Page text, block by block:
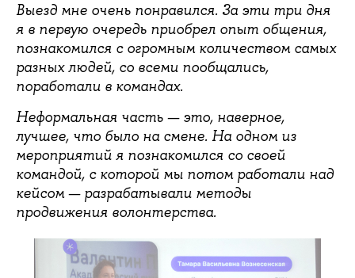
Выезд мне очень понравился. За эти три дня
я в первую очередь приобрел опыт общения,
познакомился с огромным количеством самых
разных людей, со всеми пообщались,
поработали в командах.
Неформальная часть — это, наверное,
лучшее, что было на смене. На одном из
мероприятий я познакомился со своей
командой, с которой мы потом работали над
кейсом — разрабатывали методы
продвижения волонтерства.